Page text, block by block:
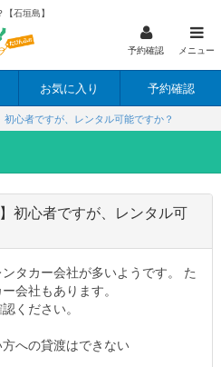
石垣島】
予約確認 メニュー
お気に入り 予約確認
初心者ですが、レンタル可能ですか？
初心者ですが、レンタル可
タカー会社が多いようです。 た
会社もあります。
ください。
への貸渡はできない